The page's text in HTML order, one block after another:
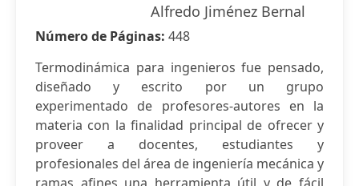
Alfredo Jiménez Bernal
Número de Páginas: 448
Termodinámica para ingenieros fue pensado,
diseñado y escrito por un grupo
experimentado de profesores-autores en la
materia con la finalidad principal de ofrecer y
proveer a docentes, estudiantes y
profesionales del área de ingeniería mecánica y